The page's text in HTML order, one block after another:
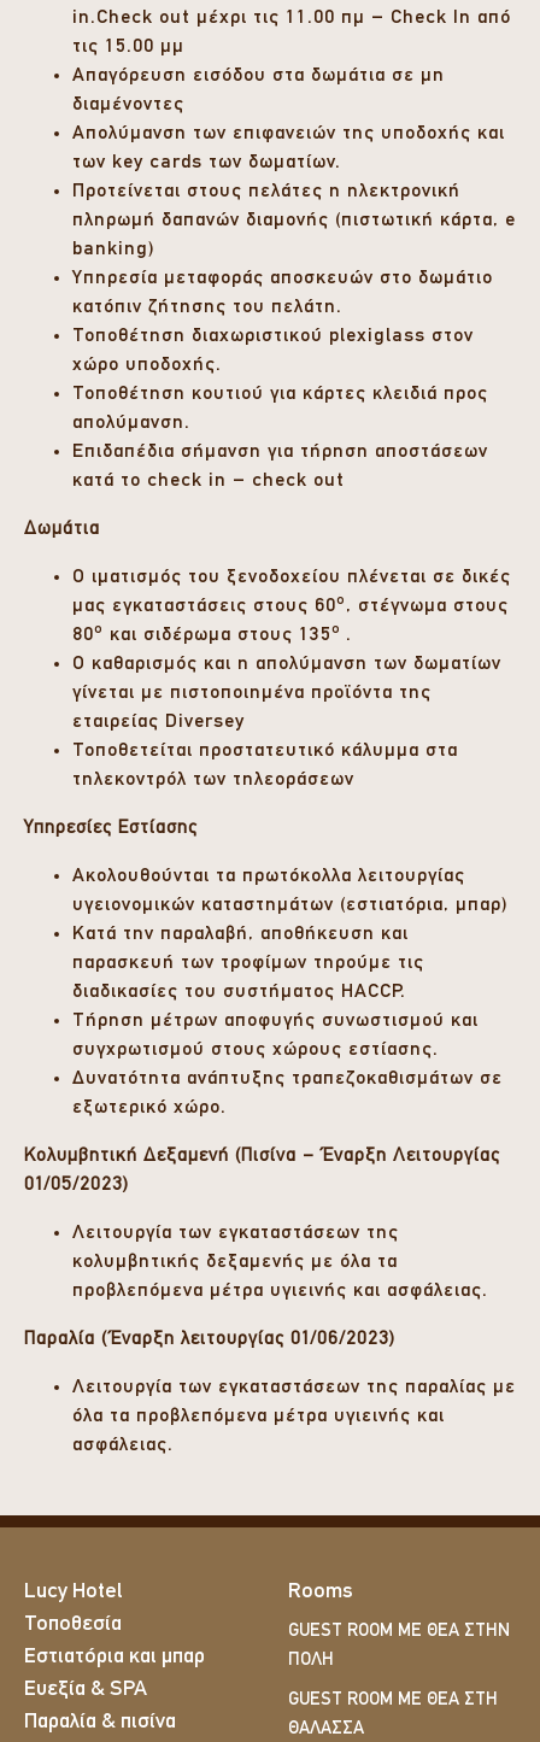
in.Check out μέχρι τις 11.00 πμ – Check In από
τις 15.00 μμ
Απαγόρευση εισόδου στα δωμάτια σε μη
διαμένοντες
Απολύμανση των επιφανειών της υποδοχής και
των key cards των δωματίων.
Προτείνεται στους πελάτες η ηλεκτρονική
πληρωμή δαπανών διαμονής (πιστωτική κάρτα, e
banking)
Υπηρεσία μεταφοράς αποσκευών στο δωμάτιο
κατόπιν ζήτησης του πελάτη.
Τοποθέτηση διαχωριστικού plexiglass στον
χώρο υποδοχής.
Τοποθέτηση κουτιού για κάρτες κλειδιά προς
απολύμανση.
Επιδαπέδια σήμανση για τήρηση αποστάσεων
κατά το check in – check out
Δωμάτια
Ο ιματισμός του ξενοδοχείου πλένεται σε δικές
μας εγκαταστάσεις στους 60ο , στέγνωμα στους
80ο και σιδέρωμα στους 135ο .
Ο καθαρισμός και η απολύμανση των δωματίων
γίνεται με πιστοποιημένα προϊόντα της
εταιρείας Diversey
Τοποθετείται προστατευτικό κάλυμμα στα
τηλεκοντρόλ των τηλεοράσεων
Υπηρεσίες Εστίασης
Ακολουθούνται τα πρωτόκολλα λειτουργίας
υγειονομικών καταστημάτων (εστιατόρια, μπαρ)
Κατά την παραλαβή, αποθήκευση και
παρασκευή των τροφίμων τηρούμε τις
διαδικασίες του συστήματος HACCP.
Τήρηση μέτρων αποφυγής συνωστισμού και
συγχρωτισμού στους χώρους εστίασης.
Δυνατότητα ανάπτυξης τραπεζοκαθισμάτων σε
εξωτερικό χώρο.
Κολυμβητική Δεξαμενή (Πισίνα – Έναρξη Λειτουργίας
01/05/2023)
Λειτουργία των εγκαταστάσεων της
κολυμβητικής δεξαμενής με όλα τα
προβλεπόμενα μέτρα υγιεινής και ασφάλειας.
Παραλία (Έναρξη λειτουργίας 01/06/2023)
Λειτουργία των εγκαταστάσεων της παραλίας με
όλα τα προβλεπόμενα μέτρα υγιεινής και
ασφάλειας.
Lucy Hotel
Τοποθεσία
Εστιατόρια και μπαρ
Ευεξία & SPA
Παραλία & πισίνα
Rooms
GUEST ROOM ΜΕ ΘΈΑ ΣΤΗΝ
ΠΌΛΗ
GUEST ROOM ΜΕ ΘΈΑ ΣΤΗ
ΘΆΛΑΣΣΑ